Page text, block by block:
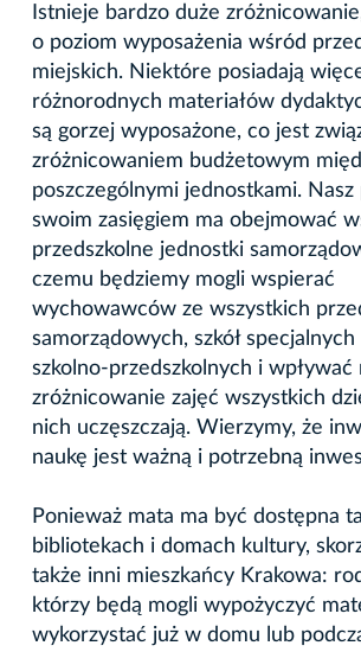
Istnieje bardzo duże
o poziom wyposażenia wśród
miejskich. Niektóre posiadają
różnorodnych materiałów
są gorzej wyposażone, co jest
zróżnicowaniem budżetowym
poszczególnymi jednostkami.
swoim zasięgiem ma obejmować
przedszkolne jednostki
czemu będziemy mogli wspierać
wychowawców ze wszystkich
samorządowych, szkół specjalnych
szkolno-przedszkolnych i wpływać
zróżnicowanie zajęć wszystkich
nich uczęszczają. Wierzymy, że
naukę jest ważną i potrzebną
Ponieważ mata ma być dostępna
bibliotekach i domach kultury,
także inni mieszkańcy Krakowa:
którzy będą mogli wypożyczyć
wykorzystać już w domu lub